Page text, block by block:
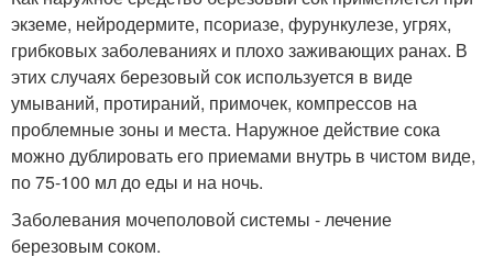
экземе, нейродермите, псориазе, фурункулезе, угрях,
грибковых заболеваниях и плохо заживающих ранах. В
этих случаях березовый сок используется в виде
умываний, протираний, примочек, компрессов на
проблемные зоны и места. Наружное действие сока
можно дублировать его приемами внутрь в чистом виде,
по 75-100 мл до еды и на ночь.
Заболевания мочеполовой системы - лечение
березовым соком.